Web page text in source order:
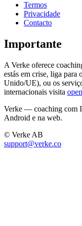
Termos
Privacidade
Contacto
Importante
A Verke oferece
estás em crise, liga para
Unido/UE), ou os
internacionais visita
Verke — coaching com
Android e na web.
© Verke AB
support@verke.co